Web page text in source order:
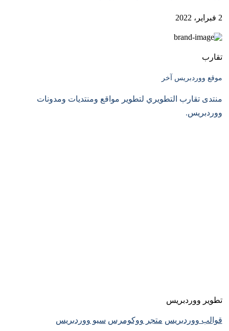
2 فبراير، 2022
تقارب
موقع ووردبريس آخر
منتدى تقارب التطويري لتطوير مواقع ومنتديات ومدونات
ووردبريس.
تطوير ووردبريس
قوالب ووردبريس متجر ووكومرس سيو ووردبريس